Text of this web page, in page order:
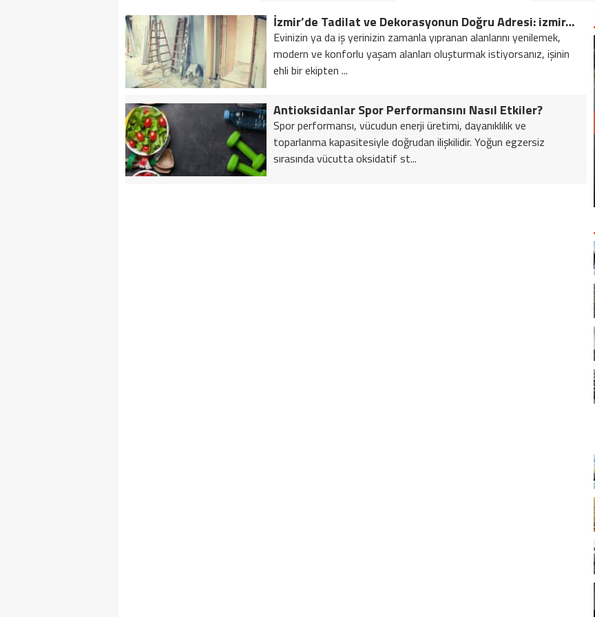
İzmir’de Tadilat ve Dekorasyonun Doğru Adresi: izmirTadilat.net
Evinizin ya da iş yerinizin zamanla yıpranan alanlarını yenilemek,
modern ve konforlu yaşam alanları oluşturmak istiyorsanız, işinin
ehli bir ekipten ...
Antioksidanlar Spor Performansını Nasıl Etkiler?
Spor performansı, vücudun enerji üretimi, dayanıklılık ve
toparlanma kapasitesiyle doğrudan ilişkilidir. Yoğun egzersiz
sırasında vücutta oksidatif st...